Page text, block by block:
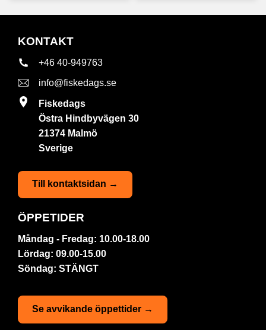
KONTAKT
+46 40-949763
info@fiskedags.se
Fiskedags
Östra Hindbyvägen 30
21374 Malmö
Sverige
Till kontaktsidan →
ÖPPETIDER
Måndag - Fredag: 10.00-18.00
Lördag: 09.00-15.00
Söndag: STÄNGT
Se avvikande öppettider →